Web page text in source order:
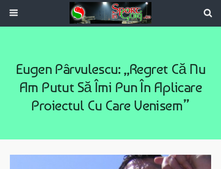
Eugen Pârvulescu: „Regret Că Nu
Am Putut Să Îmi Pun În Aplicare
Proiectul Cu Care Venisem”